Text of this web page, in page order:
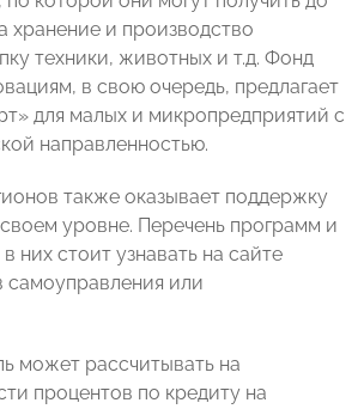
хранение и производство
техники, животных и т.д. Фонд
в свою очередь, предлагает
для малых и микропредприятий с
направленностью.
также оказывает поддержку
уровне. Перечень программ и
них стоит узнавать на сайте
самоуправления или
может рассчитывать на
процентов по кредиту на